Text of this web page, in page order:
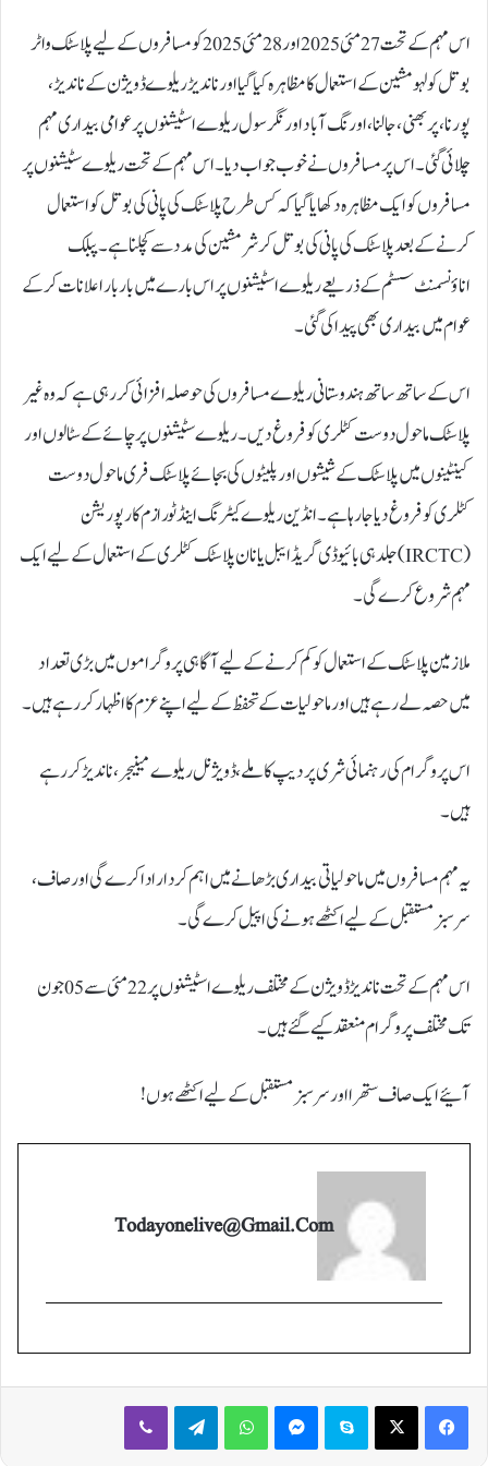
اس مہم کے تحت 27 مئی 2025 اور 28 مئی 2025 کو مسافروں کے لیے پلاسٹک واٹر
بوتل کولہو مشین کے استعمال کا مظاہرہ کیا گیا اور ناندیڑ ریلوے ڈویژن کے ناندیڑ،
پورنا، پربھنی، جالنا، اورنگ آباد اور نگرسول ریلوے اسٹیشنوں پر عوامی بیداری مہم
چلائی گئی۔ اس پر مسافروں نے خوب جواب دیا۔ اس مہم کے تحت ریلوے سٹیشنوں پر
مسافروں کو ایک مظاہرہ دکھایا گیا کہ کس طرح پلاسٹک کی پانی کی بوتل کو استعمال
کرنے کے بعد پلاسٹک کی پانی کی بوتل کرشر مشین کی مدد سے کچلنا ہے۔ پبلک
اناؤنسمنٹ سسٹم کے ذریعے ریلوے اسٹیشنوں پر اس بارے میں بار بار اعلانات کرکے
عوام میں بیداری بھی پیدا کی گئی۔
اس کے ساتھ ساتھ ہندوستانی ریلوے مسافروں کی حوصلہ افزائی کر رہی ہے کہ وہ غیر
پلاسٹک ماحول دوست کٹلری کو فروغ دیں۔ ریلوے سٹیشنوں پر چائے کے سٹالوں اور
کینٹینوں میں پلاسٹک کے شیشوں اور پلیٹوں کی بجائے پلاسٹک فری ماحول دوست
کٹلری کو فروغ دیا جا رہا ہے۔ انڈین ریلوے کیٹرنگ اینڈ ٹورازم کارپوریشن
(IRCTC) جلد ہی بائیو ڈی گریڈ ایبل یا نان پلاسٹک کٹلری کے استعمال کے لیے ایک
مہم شروع کرے گی۔
ملازمین پلاسٹک کے استعمال کو کم کرنے کے لیے آگاہی پروگراموں میں بڑی تعداد
میں حصہ لے رہے ہیں اور ماحولیات کے تحفظ کے لیے اپنے عزم کا اظہار کر رہے ہیں۔
اس پروگرام کی رہنمائی شری پردیپ کاملے، ڈویژنل ریلوے مینیجر، ناندیڑ کر رہے
ہیں۔
یہ مہم مسافروں میں ماحولیاتی بیداری بڑھانے میں اہم کردار ادا کرے گی اور صاف،
سرسبز مستقبل کے لیے اکٹھے ہونے کی اپیل کرے گی۔
اس مہم کے تحت ناندیڑ ڈویژن کے مختلف ریلوے اسٹیشنوں پر 22 مئی سے 05 جون
تک مختلف پروگرام منعقد کیے گئے ہیں۔
آئیے ایک صاف ستھرا اور سرسبز مستقبل کے لیے اکٹھے ہوں!
Todayonelive@gmail.com
X
Telegram